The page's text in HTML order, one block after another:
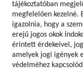
tájékoztatóban
megfelelően kezelné.
igazolnia, hogy a
erejű jogos okok
érintett érdekeivel,
amelyek jogi igények
védelméhez